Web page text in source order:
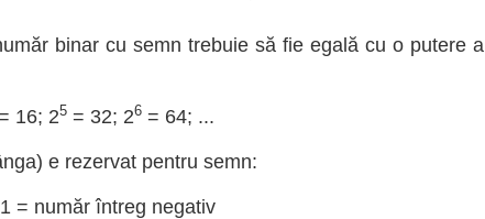
binar cu semn trebuie să fie egală cu o putere a
16; 25= 32; 26= 64; ...
e rezervat pentru semn:
= număr întreg negativ